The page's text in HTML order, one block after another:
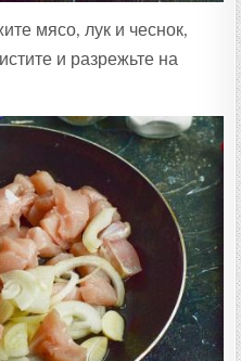
мясо, лук и чеснок,
и разрежьте на